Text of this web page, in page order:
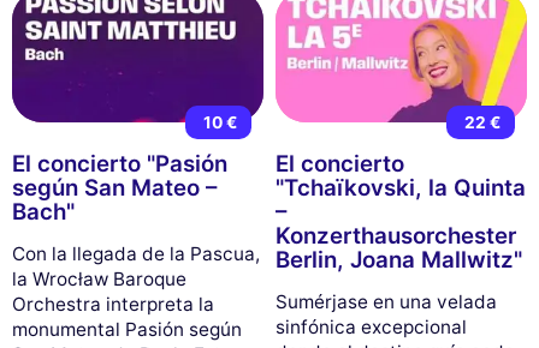
10 €
El concierto "Pasión
según San Mateo –
Bach"
Con la llegada de la Pascua,
la Wrocław Baroque
Orchestra interpreta la
monumental Pasión según
22 €
El concierto
"Tchaïkovski, la Quinta
–
Konzerthausorchester
Berlin, Joana Mallwitz"
Sumérjase en una velada
sinfónica excepcional